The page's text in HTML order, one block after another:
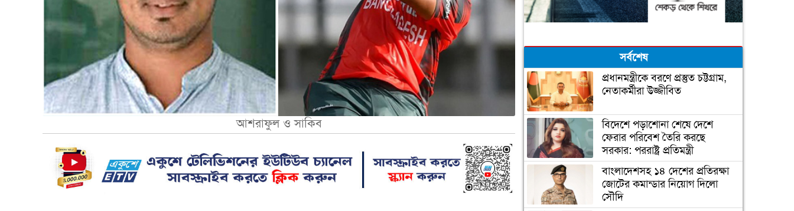
আশরাফুল ও সাকিব
সর্বশেষ
প্রধানমন্ত্রীকে বরণে প্রস্তুত চট্টগ্রাম,
নেতাকর্মীরা উজ্জীবিত
বিদেশে পড়াশোনা শেষে দেশে
ফেরার পরিবেশ তৈরি করছে
সরকার: পররাষ্ট্র প্রতিমন্ত্রী
বাংলাদেশসহ ১৪ দেশের প্রতিরক্ষা
জোটের কমান্ডার নিয়োগ দিলো
সৌদি